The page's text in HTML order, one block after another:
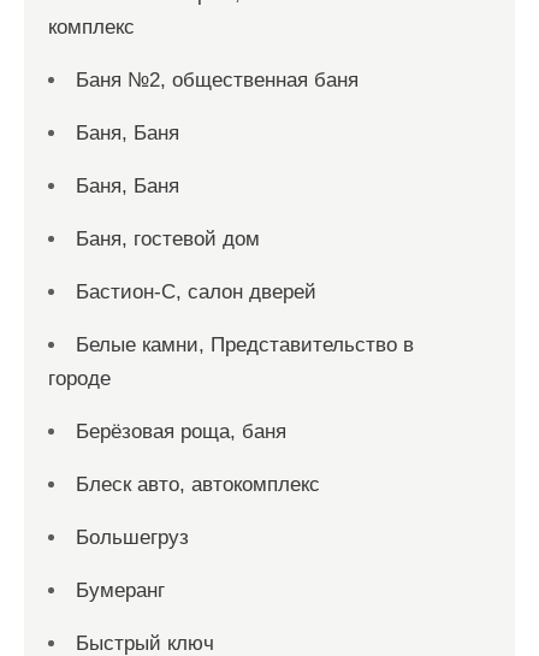
комплекс
Баня №2, общественная баня
Баня, Баня
Баня, Баня
Баня, гостевой дом
Бастион-С, салон дверей
Белые камни, Представительство в
городе
Берёзовая роща, баня
Блеск авто, автокомплекс
Большегруз
Бумеранг
Быстрый ключ